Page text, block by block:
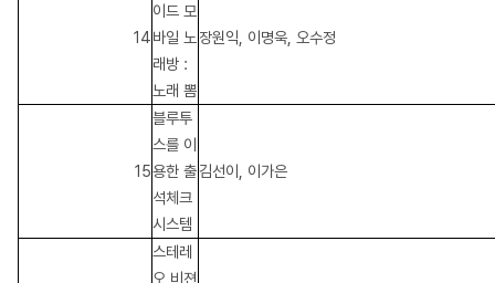
14
이드 모
바일 노
래방 :
노래 뽐
장원익, 이명욱, 오수정
15
블루투
스를 이
용한 출
석체크
시스템
김선이, 이가은
스테레
오 비젼